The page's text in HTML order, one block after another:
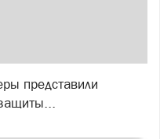
представили